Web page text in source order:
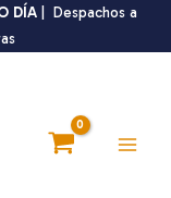
DÍA | Despachos a